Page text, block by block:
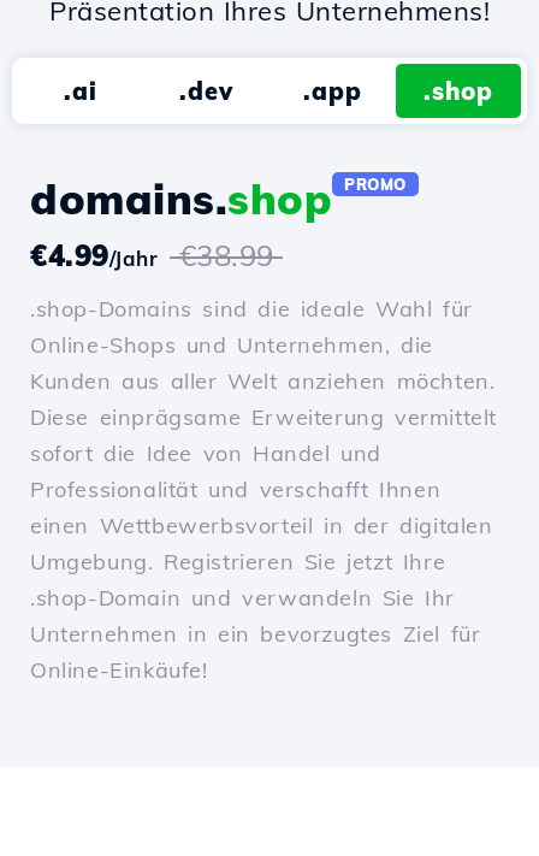
Präsentation Ihres Unternehmens!
.ai .dev .app .shop
domains.shop PROMO
€4.99/Jahr €38.99
.shop-Domains sind die ideale Wahl für
Online-Shops und Unternehmen, die
Kunden aus aller Welt anziehen möchten.
Diese einprägsame Erweiterung vermittelt
sofort die Idee von Handel und
Professionalität und verschafft Ihnen
einen Wettbewerbsvorteil in der digitalen
Umgebung. Registrieren Sie jetzt Ihre
.shop-Domain und verwandeln Sie Ihr
Unternehmen in ein bevorzugtes Ziel für
Online-Einkäufe!